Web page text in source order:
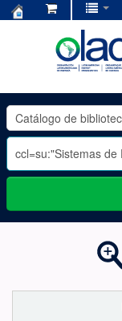
OLADE
-